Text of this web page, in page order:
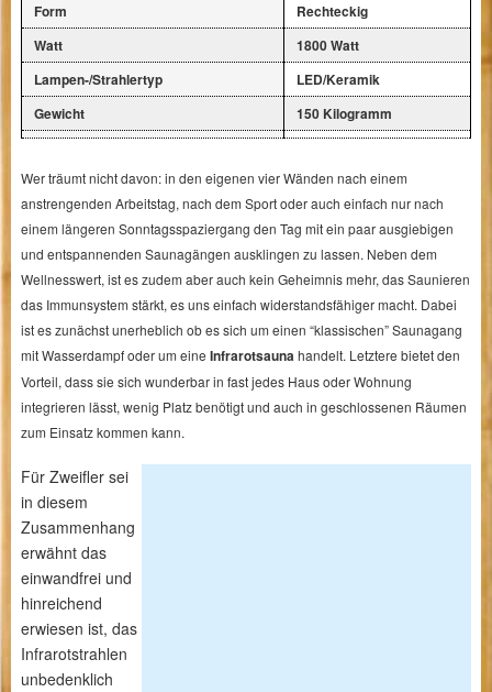
Form
Rechteckig
Watt
1800 Watt
Lampen-/Strahlertyp
LED/Keramik
Gewicht
150 Kilogramm
Wer träumt nicht davon: in den eigenen vier Wänden nach einem
anstrengenden Arbeitstag, nach dem Sport oder auch einfach nur nach
einem längeren Sonntagsspaziergang den Tag mit ein paar ausgiebigen
und entspannenden Saunagängen ausklingen zu lassen. Neben dem
Wellnesswert, ist es zudem aber auch kein Geheimnis mehr, das Saunieren
das Immunsystem stärkt, es uns einfach widerstandsfähiger macht. Dabei
ist es zunächst unerheblich ob es sich um einen “klassischen” Saunagang
mit Wasserdampf oder um eine Infrarotsauna handelt. Letztere bietet den
Vorteil, dass sie sich wunderbar in fast jedes Haus oder Wohnung
integrieren lässt, wenig Platz benötigt und auch in geschlossenen Räumen
zum Einsatz kommen kann.
Für Zweifler sei
in diesem
Zusammenhang
erwähnt das
einwandfrei und
hinreichend
erwiesen ist, das
Infrarotstrahlen
unbedenklich